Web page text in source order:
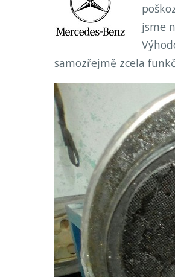
jsme
samozřejmě zcela